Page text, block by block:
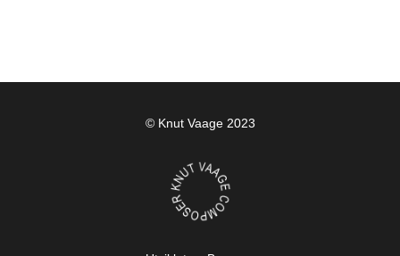
© Knut Vaage 2023